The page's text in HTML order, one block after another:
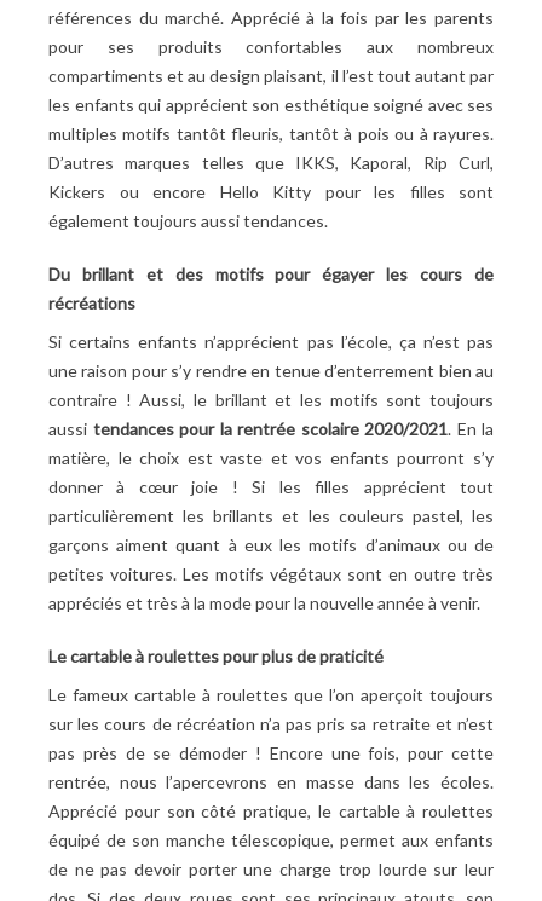
références du marché. Apprécié à la fois par les parents
pour ses produits confortables aux nombreux
compartiments et au design plaisant, il l’est tout autant par
les enfants qui apprécient son esthétique soigné avec ses
multiples motifs tantôt fleuris, tantôt à pois ou à rayures.
D’autres marques telles que IKKS, Kaporal, Rip Curl,
Kickers ou encore Hello Kitty pour les filles sont
également toujours aussi tendances.
Du brillant et des motifs pour égayer les cours de
récréations
Si certains enfants n’apprécient pas l’école, ça n’est pas
une raison pour s’y rendre en tenue d’enterrement bien au
contraire ! Aussi, le brillant et les motifs sont toujours
aussi tendances pour la rentrée scolaire 2020/2021. En la
matière, le choix est vaste et vos enfants pourront s’y
donner à cœur joie ! Si les filles apprécient tout
particulièrement les brillants et les couleurs pastel, les
garçons aiment quant à eux les motifs d’animaux ou de
petites voitures. Les motifs végétaux sont en outre très
appréciés et très à la mode pour la nouvelle année à venir.
Le cartable à roulettes pour plus de praticité
Le fameux cartable à roulettes que l’on aperçoit toujours
sur les cours de récréation n’a pas pris sa retraite et n’est
pas près de se démoder ! Encore une fois, pour cette
rentrée, nous l’apercevrons en masse dans les écoles.
Apprécié pour son côté pratique, le cartable à roulettes
équipé de son manche télescopique, permet aux enfants
de ne pas devoir porter une charge trop lourde sur leur